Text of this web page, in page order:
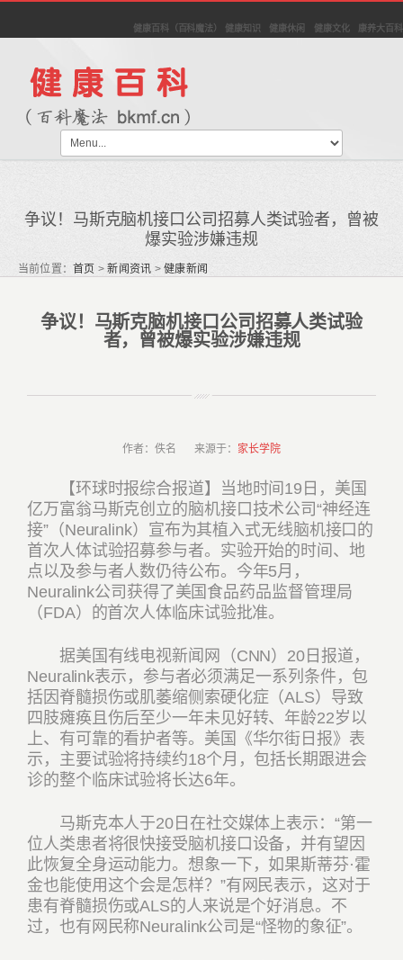
健康百科（百科魔法） 健康知识 健康休闲 健康文化 康养大百科
争议！马斯克脑机接口公司招募人类试验者，曾被
爆实验涉嫌违规
当前位置：首页 >新闻资讯 >健康新闻
争议！马斯克脑机接口公司招募人类试验
者，曾被爆实验涉嫌违规
作者：佚名 来源于： 家长学院
【环球时报综合报道】当地时间19日，美国
亿万富翁马斯克创立的脑机接口技术公司“神经连
接”（Neuralink）宣布为其植入式无线脑机接口的
首次人体试验招募参与者。实验开始的时间、地
点以及参与者人数仍待公布。今年5月，
Neuralink公司获得了美国食品药品监督管理局
（FDA）的首次人体临床试验批准。
据美国有线电视新闻网（CNN）20日报道，
Neuralink表示，参与者必须满足一系列条件，包
括因脊髓损伤或肌萎缩侧索硬化症（ALS）导致
四肢瘫痪且伤后至少一年未见好转、年龄22岁以
上、有可靠的看护者等。美国《华尔街日报》表
示，主要试验将持续约18个月，包括长期跟进会
诊的整个临床试验将长达6年。
马斯克本人于20日在社交媒体上表示：“第一
位人类患者将很快接受脑机接口设备，并有望因
此恢复全身运动能力。想象一下，如果斯蒂芬·霍
金也能使用这个会是怎样？”有网民表示，这对于
患有脊髓损伤或ALS的人来说是个好消息。不
过，也有网民称Neuralink公司是“怪物的象征”。